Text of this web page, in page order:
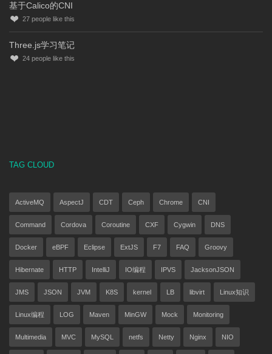
基于Calico的CNI
27 people like this
Three.js学习笔记
24 people like this
TAG CLOUD
ActiveMQ AspectJ CDT Ceph Chrome CNI
Command Cordova Coroutine CXF Cygwin DNS
Docker eBPF Eclipse ExtJS F7 FAQ Groovy
Hibernate HTTP IntelliJ IO编程 IPVS JacksonJSON
JMS JSON JVM K8S kernel LB libvirt Linux知识
Linux编程 LOG Maven MinGW Mock Monitoring
Multimedia MVC MySQL netfs Netty Nginx NIO